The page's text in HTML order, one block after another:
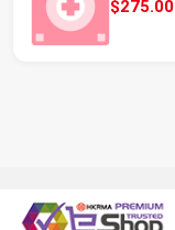
$275.00